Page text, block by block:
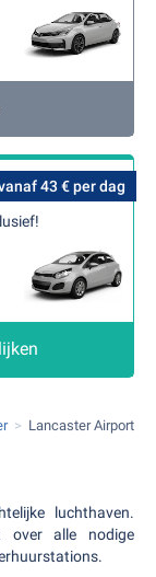
43 € per dag
Lancaster Airport
luchthaven.
over alle nodige